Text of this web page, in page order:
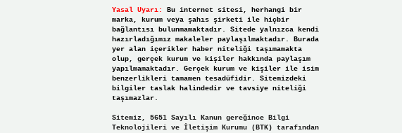
Yasal Uyarı:
Bu internet sitesi, herhangi bir
marka, kurum veya şahıs şirketi ile hiçbir
bağlantısı bulunmamaktadır. Sitede yalnızca kendi
hazırladığımız makaleler paylaşılmaktadır. Burada
yer alan içerikler haber niteliği taşımamakta
olup, gerçek kurum ve kişiler hakkında paylaşım
yapılmamaktadır. Gerçek kurum ve kişiler ile isim
benzerlikleri tamamen tesadüfidir. Sitemizdeki
bilgiler taslak halindedir ve tavsiye niteliği
taşımazlar.
Sitemiz, 5651 Sayılı Kanun gereğince Bilgi
Teknolojileri ve İletişim Kurumu (BTK) tarafından